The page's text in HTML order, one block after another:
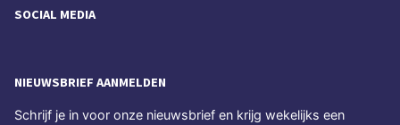
SOCIAL MEDIA
NIEUWSBRIEF AANMELDEN
Schrijf je in voor onze nieuwsbrief en krijg wekelijks een